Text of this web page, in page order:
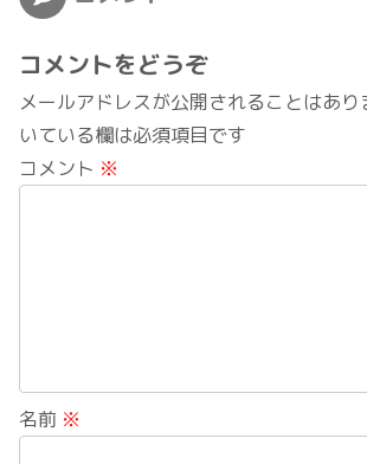
コメントをどうぞ
メールアドレスが公開されることはあり
いている欄は必須項目です
コメント ※
名前 ※